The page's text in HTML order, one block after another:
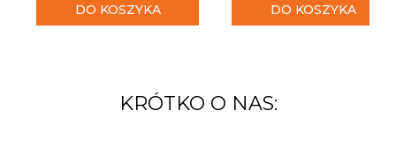
DO KOSZYKA DO KOSZYKA
KRÓTKO O NAS: